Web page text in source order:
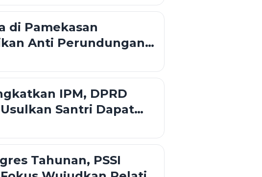
di Pamekasan
Anti Perundungan
IPM, DPRD
Santri Dapat
Tahunan, PSSI